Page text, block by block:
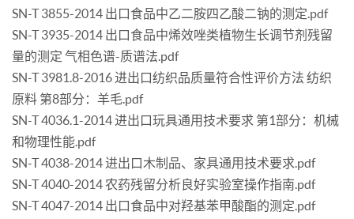
SN-T 3855-2014 出口食品中乙二胺四乙酸二钠的测定.pdf
SN-T 3935-2014 出口食品中烯效唑类植物生长调节剂残留
量的测定 气相色谱-质谱法.pdf
SN-T 3981.8-2016 进出口纺织品质量符合性评价方法 纺织
原料 第8部分：羊毛.pdf
SN-T 4036.1-2014 进出口玩具通用技术要求 第1部分：机械
和物理性能.pdf
SN-T 4038-2014 进出口木制品、家具通用技术要求.pdf
SN-T 4040-2014 农药残留分析良好实验室操作指南.pdf
SN-T 4047-2014 出口食品中对羟基苯甲酸酯的测定.pdf